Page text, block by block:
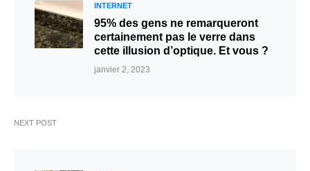
INTERNET
95% des gens ne remarqueront
certainement pas le verre dans
cette illusion d’optique. Et vous ?
janvier 2, 2023
NEXT POST